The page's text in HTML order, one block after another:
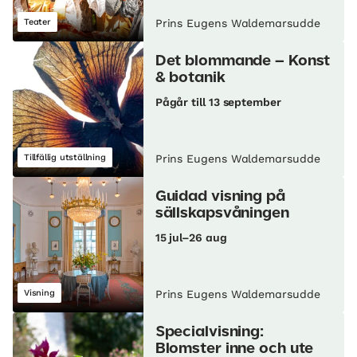
Teater Prins Eugens Waldemarsudde
Tillfällig utställning
Det blommande – Konst
& botanik
Pågår till 13 september
Prins Eugens Waldemarsudde
Visning
Guidad visning på
sällskapsvåningen
15 jul–26 aug
Prins Eugens Waldemarsudde
Specialvisning:
Blomster inne och ute